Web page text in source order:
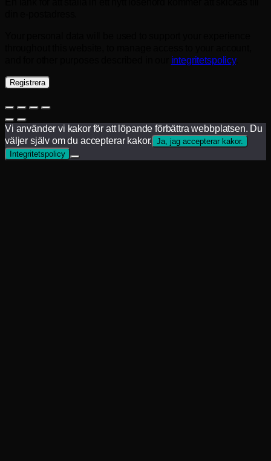
integritetspolicy.
Registrera
Vi använder vi kakor för att löpande förbättra webbplatsen. Du
väljer själv om du accepterar kakor.
Ja, jag accepterar kakor.
Integritetspolicy